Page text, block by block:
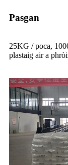
Pasgan
25KG / poca,
plastaig air a